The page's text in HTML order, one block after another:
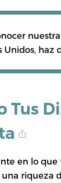
Unidos, haz
Tus
en lo
riqueza